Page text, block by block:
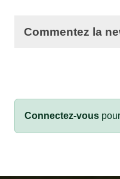
Commentez la
Connectez-vous